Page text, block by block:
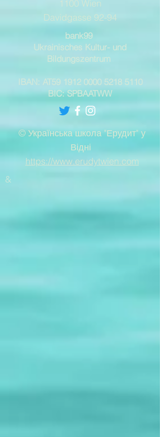
1100 Wien
Davidgasse 92-94
bank99
Ukrainisches Kultur- und
Bildungszentrum
IBAN: AT59 1912 0000 5218 5110
BIC: SPBAATWW
© Українська школа "Ерудит" у
Відні
https://www.erudytwien.com
&